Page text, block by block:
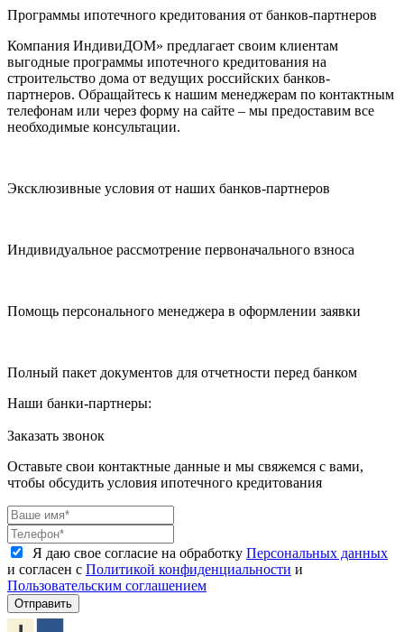
Программы ипотечного кредитования от банков-партнеров
Компания ИндивиДОМ» предлагает своим клиентам
выгодные программы ипотечного кредитования на
строительство дома от ведущих российских банков-
партнеров. Обращайтесь к нашим менеджерам по контактным
телефонам или через форму на сайте – мы предоставим все
необходимые консультации.
Эксклюзивные условия от наших банков-партнеров
Индивидуальное рассмотрение первоначального взноса
Помощь персонального менеджера в оформлении заявки
Полный пакет документов для отчетности перед банком
Наши банки-партнеры:
Заказать звонок
Оставьте свои контактные данные и мы свяжемся с вами,
чтобы обсудить условия ипотечного кредитования
Я даю свое согласие на обработку Персональных данных
и согласен с Политикой конфиденциальности и
Пользовательским соглашением
Отправить